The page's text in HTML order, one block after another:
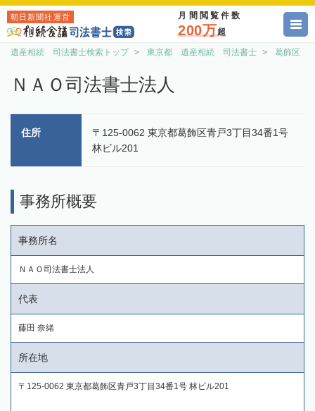
朝日新聞社運営 月間閲覧件数
200万超
遺産相続 司法書士検索トップ 東京都 遺産相続 司法書士 葛飾区
ＮＡＯ司法書士法人
住所
〒125-0062 東京都葛飾区青戸3丁目34番1号
林ビル201
事務所概要
事務所名
ＮＡＯ司法書士法人
代表
藤田 奈緒
所在地
〒125-0062 東京都葛飾区青戸3丁目34番1号 林ビル201